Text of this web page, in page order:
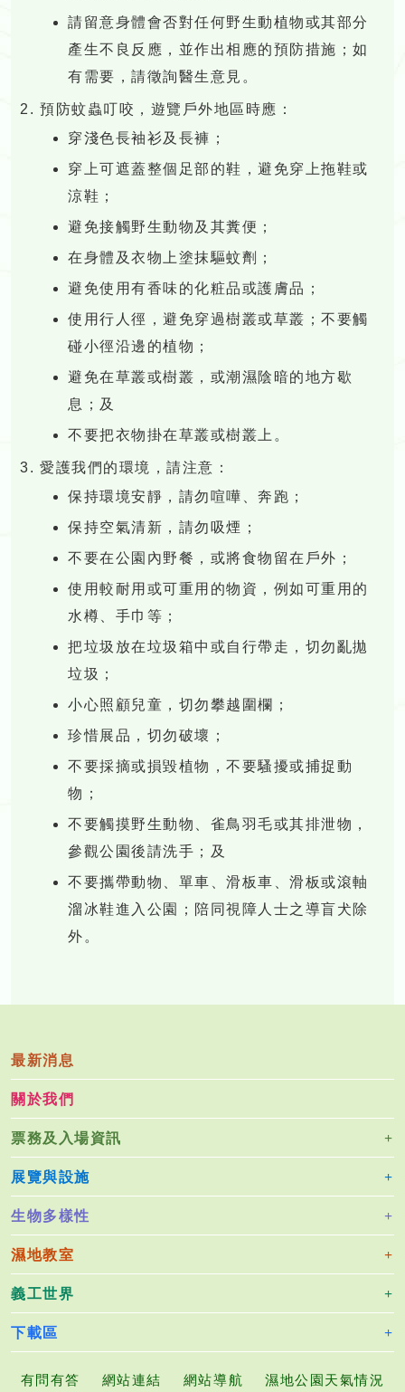
請留意身體會否對任何野生動植物或其部分
產生不良反應，並作出相應的預防措施；如
有需要，請徵詢醫生意見。
預防蚊蟲叮咬，遊覽戶外地區時應：
穿淺色長袖衫及長褲；
穿上可遮蓋整個足部的鞋，避免穿上拖鞋或
涼鞋；
避免接觸野生動物及其糞便；
在身體及衣物上塗抹驅蚊劑；
避免使用有香味的化粧品或護膚品；
使用行人徑，避免穿過樹叢或草叢；不要觸
碰小徑沿邊的植物；
避免在草叢或樹叢，或潮濕陰暗的地方歇
息；及
不要把衣物掛在草叢或樹叢上。
愛護我們的環境，請注意：
保持環境安靜，請勿喧嘩、奔跑；
保持空氣清新，請勿吸煙；
不要在公園內野餐，或將食物留在戶外；
使用較耐用或可重用的物資，例如可重用的
水樽、手巾等；
把垃圾放在垃圾箱中或自行帶走，切勿亂拋
垃圾；
小心照顧兒童，切勿攀越圍欄；
珍惜展品，切勿破壞；
不要採摘或損毀植物，不要騷擾或捕捉動
物；
不要觸摸野生動物、雀鳥羽毛或其排泄物，
參觀公園後請洗手；及
不要攜帶動物、單車、滑板車、滑板或滾軸
溜冰鞋進入公園；陪同視障人士之導盲犬除
外。
最新消息
關於我們
票務及入場資訊
展覽與設施
生物多樣性
濕地教室
義工世界
下載區
有問有答 網站連結 網站導航 濕地公園天氣情況